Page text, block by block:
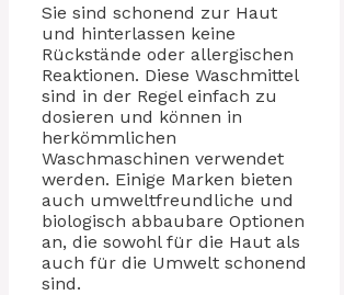
Sie sind schonend zur Haut
und hinterlassen keine
Rückstände oder allergischen
Reaktionen. Diese Waschmittel
sind in der Regel einfach zu
dosieren und können in
herkömmlichen
Waschmaschinen verwendet
werden. Einige Marken bieten
auch umweltfreundliche und
biologisch abbaubare Optionen
an, die sowohl für die Haut als
auch für die Umwelt schonend
sind.